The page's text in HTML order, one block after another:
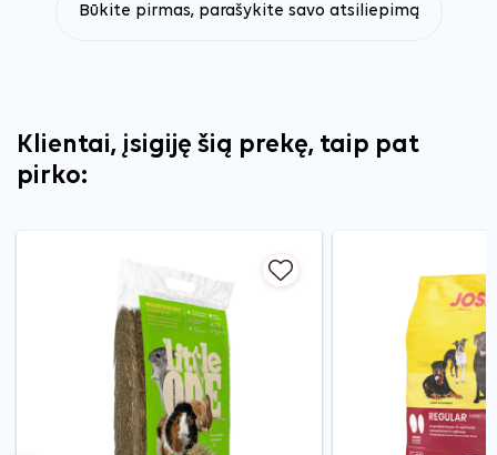
Būkite pirmas, parašykite savo atsiliepimą
Klientai, įsigiję šią prekę, taip pat
pirko: